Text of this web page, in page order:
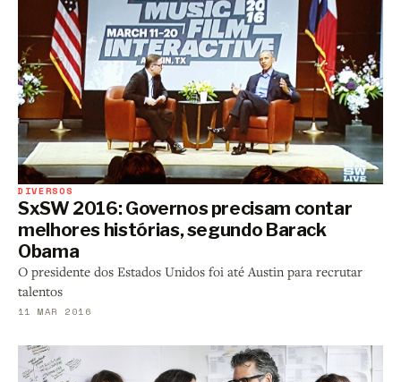
DIVERSOS
SxSW 2016: Governos precisam contar
melhores histórias, segundo Barack
Obama
O presidente dos Estados Unidos foi até Austin para recrutar
talentos
11 MAR 2016